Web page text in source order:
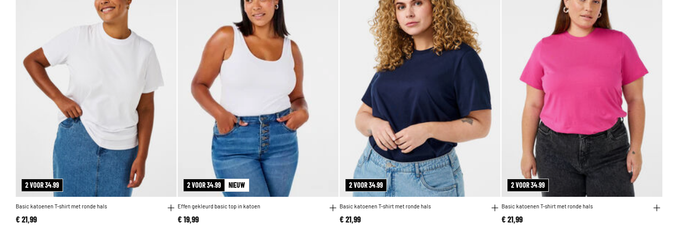
2 VOOR 34.99
Basic katoenen T-shirt met ronde hals
€ 21,99
2 VOOR 34.99 NIEUW
Effen gekleurd basic top in katoen
€ 19,99
2 VOOR 34.99
Basic katoenen T-shirt met ronde hals
€ 21,99
2 VOOR 34.99
Basic katoenen T-shirt met ronde hals
€ 21,99